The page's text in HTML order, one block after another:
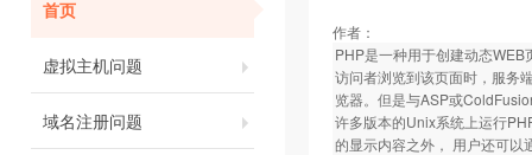
首页
虚拟主机问题
域名注册问题
作者：
PHP是一种用于创建动态
访问者浏览到该页面时，服务
览器。但是与ASP或
许多版本的Unix系统上运行
的显示内容之外， 用户还可